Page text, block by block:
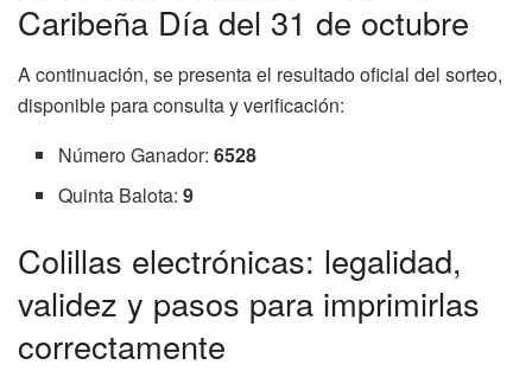
Caribeña Día del 31 de octubre
A continuación, se presenta el resultado oficial del sorteo,
disponible para consulta y verificación:
Número Ganador:6528
Quinta Balota:9
Colillas electrónicas: legalidad,
validez y pasos para imprimirlas
correctamente